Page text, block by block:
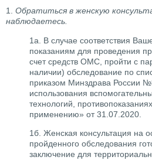
1. Обратиться в женскую
наблюдаетесь.
1а. В случае соответствия
показаниям для проведения
счет средств ОМС, пройти с
наличии) обследование по
приказом Минздрава России
использования
технологий,
применению» от 31.07.2020.
1б. Женская консультация на
пройденного обследования
заключение для